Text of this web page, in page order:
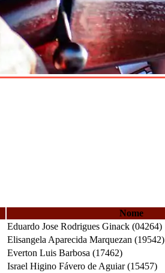
Nome
Eduardo Jose Rodrigues Ginack (04264)
Elisangela Aparecida Marquezan (19542)
Everton Luis Barbosa (17462)
Israel Higino Fávero de Aguiar (15457)